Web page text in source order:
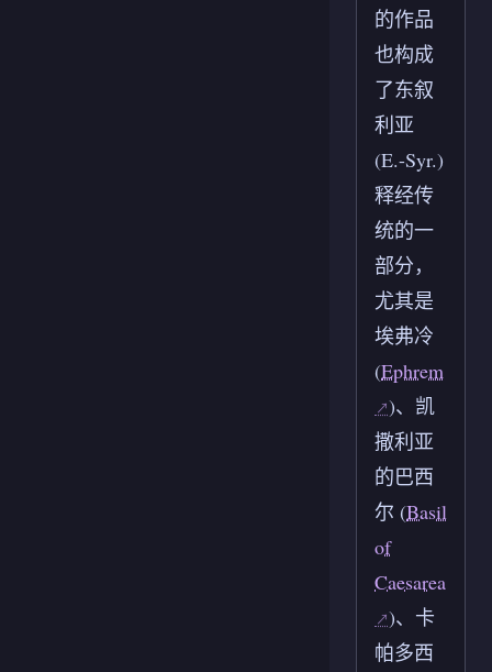
的作品
也构成
了东叙
利亚
(E.-Syr.)
释经传
统的一
部分，
尤其是
埃弗冷
(Ephrem
)、凯
撒利亚
的巴西
尔 (Basil
of
Caesarea
)、卡
帕多西